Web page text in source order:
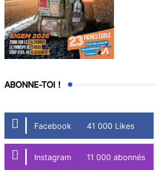
ABONNE-TOI !
Facebook 41 000 Likes
Instagram 11 000 abonnés